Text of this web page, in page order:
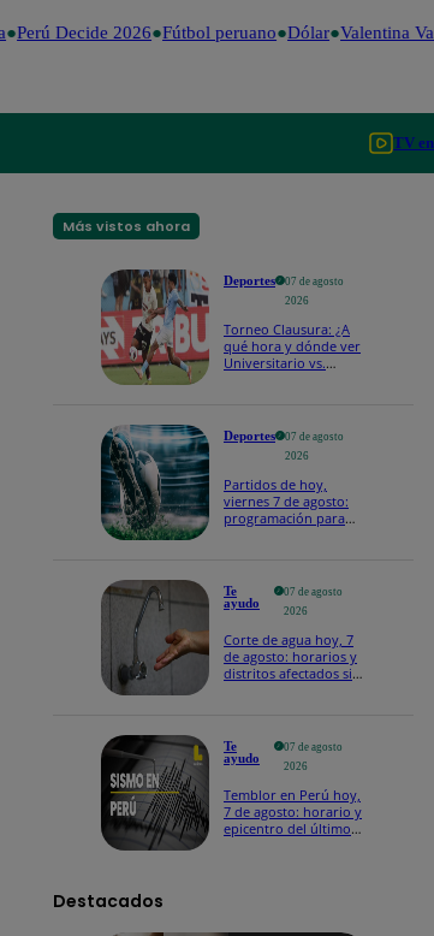
Perú Decide 2026 Fútbol peruano Dólar Valentina
TV
Más vistos ahora
Deportes
07 de agosto
2026
Torneo Clausura: ¿A
qué hora y dónde ver
Universitario vs.
Deportes
07 de agosto
2026
Partidos de hoy,
viernes 7 de agosto:
programación para
Te
ayudo
07 de agosto
2026
Corte de agua hoy, 7
de agosto: horarios y
distritos afectados sin
Te
ayudo
07 de agosto
2026
Temblor en Perú hoy,
7 de agosto: horario y
epicentro del último
Destacados